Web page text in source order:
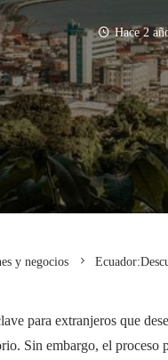
Hace 2
y negocios
para extranjeros que
Sin embargo, el proceso